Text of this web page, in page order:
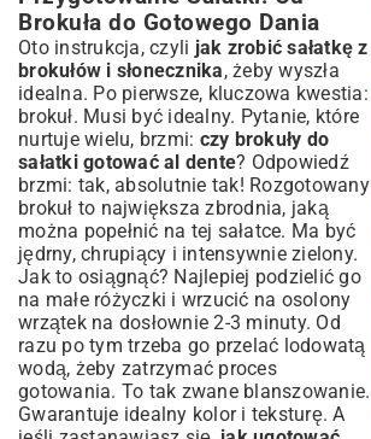
Brokuła do Gotowego Dania
Oto instrukcja, czyli jak zrobić sałatkę z
brokułów i słonecznika, żeby wyszła
idealna. Po pierwsze, kluczowa kwestia:
brokuł. Musi być idealny. Pytanie, które
nurtuje wielu, brzmi: czy brokuły do
sałatki gotować al dente? Odpowiedź
brzmi: tak, absolutnie tak! Rozgotowany
brokuł to największa zbrodnia, jaką
można popełnić na tej sałatce. Ma być
jędrny, chrupiący i intensywnie zielony.
Jak to osiągnąć? Najlepiej podzielić go
na małe różyczki i wrzucić na osolony
wrzątek na dosłownie 2-3 minuty. Od
razu po tym trzeba go przelać lodowatą
wodą, żeby zatrzymać proces
gotowania. To tak zwane blanszowanie.
Gwarantuje idealny kolor i teksturę. A